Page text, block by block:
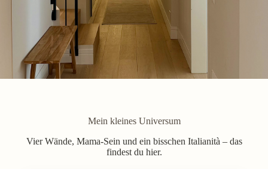
Mein kleines Universum
Vier Wände, Mama-Sein und ein bisschen Italianità – das
findest du hier.